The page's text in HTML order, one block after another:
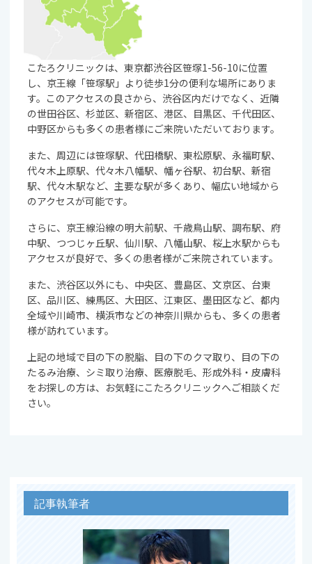
こたろクリニックは、東京都渋谷区笹塚1-56-10に位置
し、京王線「笹塚駅」より徒歩1分の便利な場所にありま
す。このアクセスの良さから、渋谷区内だけでなく、近隣
の世田谷区、杉並区、新宿区、港区、目黒区、千代田区、
中野区からも多くの患者様にご来院いただいております。
また、周辺には笹塚駅、代田橋駅、東松原駅、永福町駅、
代々木上原駅、代々木八幡駅、幡ヶ谷駅、初台駅、新宿
駅、代々木駅など、主要な駅が多くあり、幅広い地域から
のアクセスが可能です。
さらに、京王線沿線の明大前駅、千歳鳥山駅、調布駅、府
中駅、つつじヶ丘駅、仙川駅、八幡山駅、桜上水駅からも
アクセスが良好で、多くの患者様がご来院されています。
また、渋谷区以外にも、中央区、豊島区、文京区、台東
区、品川区、練馬区、大田区、江東区、墨田区など、都内
全域や川崎市、横浜市などの神奈川県からも、多くの患者
様が訪れています。
上記の地域で目の下の脱脂、目の下のクマ取り、目の下の
たるみ治療、シミ取り治療、医療脱毛、形成外科・皮膚科
をお探しの方は、お気軽にこたろクリニックへご相談くだ
さい。
記事執筆者